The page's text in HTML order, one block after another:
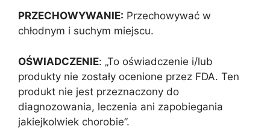
PRZECHOWYWANIE: Przechowywać w
chłodnym i suchym miejscu.
OŚWIADCZENIE: „To oświadczenie i/lub
produkty nie zostały ocenione przez FDA. Ten
produkt nie jest przeznaczony do
diagnozowania, leczenia ani zapobiegania
jakiejkolwiek chorobie”.